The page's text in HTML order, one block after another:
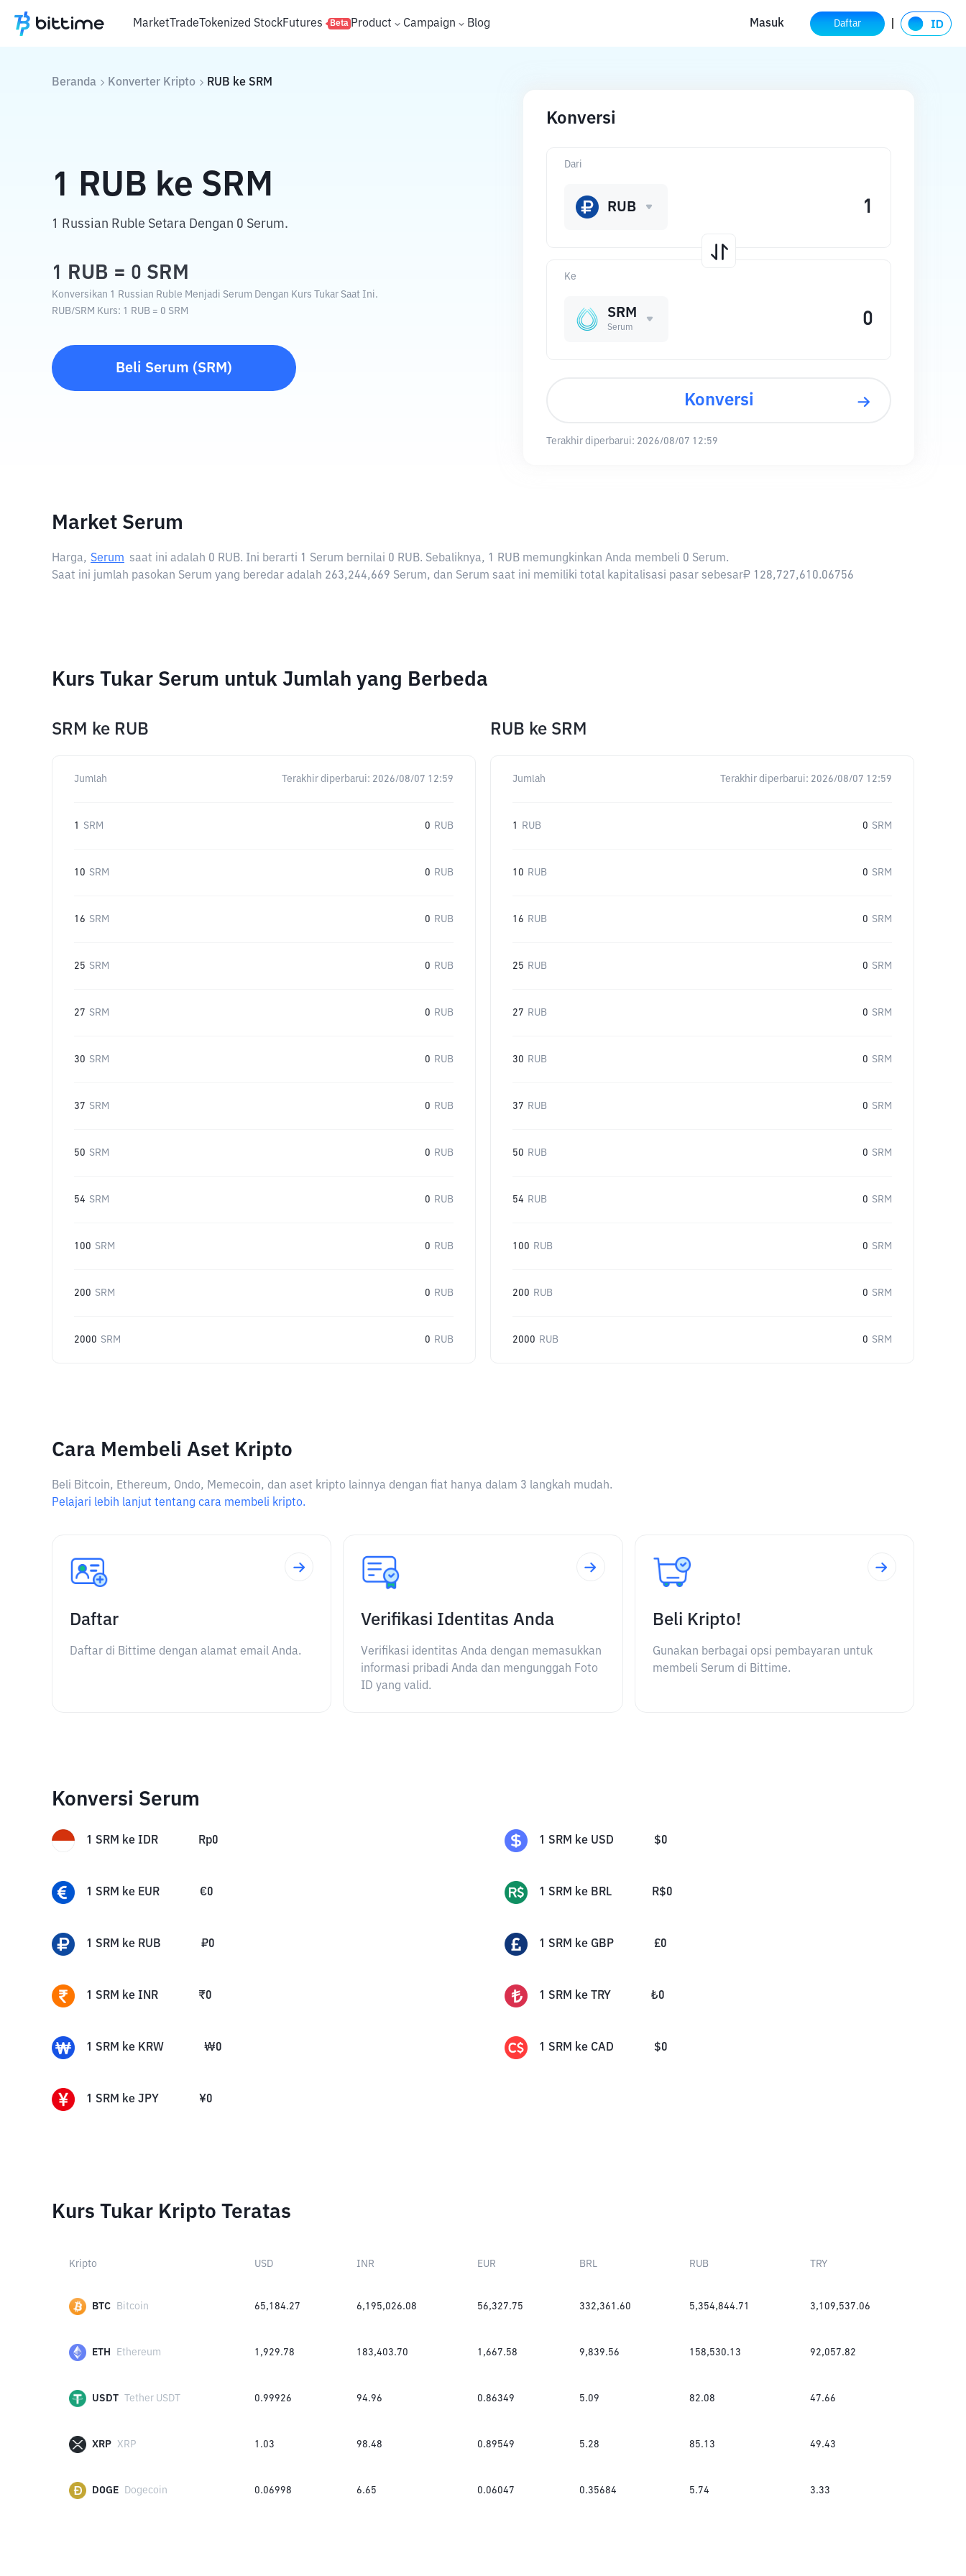
MarketTradeTokenized StockFutures Beta Product Campaign Blog Masuk Daftar
Beranda Konverter Kripto RUB ke SRM
1 RUB ke SRM
1 Russian Ruble Setara Dengan 0 Serum.
1 RUB = 0 SRM
Konversikan 1 Russian Ruble Menjadi Serum Dengan Kurs Tukar Saat Ini.
RUB/SRM Kurs: 1 RUB = 0 SRM
Beli Serum (SRM )
Konversi
Ke
SRM
Serum
Dari
RUB
Konversi
Terakhir diperbarui: 2026/08/07 12:59
Market Serum
Harga, Serum saat ini adalah 0 RUB. Ini berarti 1 Serum bernilai 0 RUB. Sebaliknya, 1 RUB memungkinkan Anda membeli 0 Serum.
Saat ini jumlah pasokan Serum yang beredar adalah 263,244,669 Serum, dan Serum saat ini memiliki total kapitalisasi pasar sebesar₽ 128,727,610.06756
Kurs Tukar Serum untuk Jumlah yang Berbeda
SRM ke RUB
Jumlah Terakhir diperbarui: 2026/08/07 12:59
1 SRM 0 RUB
10 SRM 0 RUB
16 SRM 0 RUB
25 SRM 0 RUB
27 SRM 0 RUB
30 SRM 0 RUB
37 SRM 0 RUB
50 SRM 0 RUB
54 SRM 0 RUB
100 SRM 0 RUB
200 SRM 0 RUB
2000 SRM 0 RUB
RUB ke SRM
Jumlah Terakhir diperbarui: 2026/08/07 12:59
1 RUB 0 SRM
10 RUB 0 SRM
16 RUB 0 SRM
25 RUB 0 SRM
27 RUB 0 SRM
30 RUB 0 SRM
37 RUB 0 SRM
50 RUB 0 SRM
54 RUB 0 SRM
100 RUB 0 SRM
200 RUB 0 SRM
2000 RUB 0 SRM
Cara Membeli Aset Kripto
Beli Bitcoin, Ethereum, Ondo, Memecoin, dan aset kripto lainnya dengan fiat hanya dalam 3 langkah mudah.
Pelajari lebih lanjut tentang cara membeli kripto.
Daftar
Daftar di Bittime dengan alamat email Anda.
Verifikasi Identitas Anda
Verifikasi identitas Anda dengan memasukkan
informasi pribadi Anda dan mengunggah Foto
ID yang valid.
Beli Kripto!
Gunakan berbagai opsi pembayaran untuk
membeli Serum di Bittime.
Konversi Serum
1 SRM ke IDR Rp0 1 SRM ke USD $0
1 SRM ke EUR €0 1 SRM ke BRL R$0
1 SRM ke RUB ₽0 1 SRM ke GBP £0
1 SRM ke INR ₹0 1 SRM ke TRY ₺0
1 SRM ke KRW ₩0 1 SRM ke CAD $0
1 SRM ke JPY ¥0
Kurs Tukar Kripto Teratas
Kripto USD INR EUR BRL RUB TRY
BTC Bitcoin 65,184.27 6,195,026.08 56,327.75 332,361.60 5,354,844.71 3,109,537.06
ETH Ethereum 1,929.78 183,403.70 1,667.58 9,839.56 158,530.13 92,057.82
USDT Tether USDT 0.99926 94.96 0.86349 5.09 82.08 47.66
XRP XRP 1.03 98.48 0.89549 5.28 85.13 49.43
DOGE Dogecoin 0.06998 6.65 0.06047 0.35684 5.74 3.33